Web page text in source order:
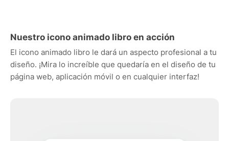
Nuestro icono animado libro en acción
El icono animado libro le dará un aspecto profesional a tu
diseño. ¡Mira lo increíble que quedaría en el diseño de tu
página web, aplicación móvil o en cualquier interfaz!